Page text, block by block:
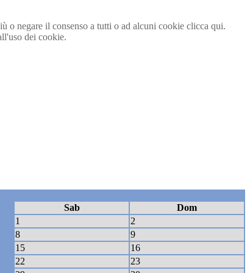
o negare il consenso a tutti o ad alcuni cookie clicca qui.
dei cookie.
Sab
Dom
1
2
8
9
15
16
22
23